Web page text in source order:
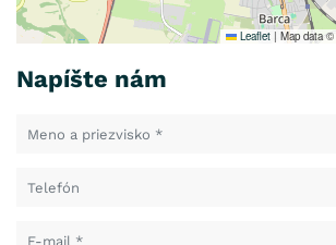
Leaflet | Map data ©
Napíšte nám